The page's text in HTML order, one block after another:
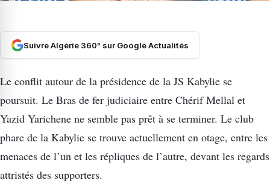
Suivre Algérie 360° sur Google Actualités
Le conflit autour de la présidence de la JS Kabylie se
poursuit. Le Bras de fer judiciaire entre Chérif Mellal et
Yazid Yarichene ne semble pas prêt à se terminer. Le club
phare de la Kabylie se trouve actuellement en otage, entre les
menaces de l’un et les répliques de l’autre, devant les regards
attristés des supporters.